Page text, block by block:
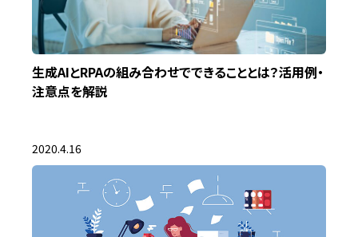
生成AIとRPAの組み合わせでできることとは？活用例・
注意点を解説
2020.4.16